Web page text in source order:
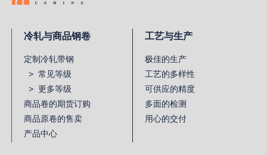
冷轧与商品钢卷
定制冷轧带钢
> 常见等级
> 更多等级
商品卷的期货订购
商品原卷的售卖
产品中心
工艺与生产
极佳的生产
工艺的多样性
可供应的精度
多面的检测
用心的交付